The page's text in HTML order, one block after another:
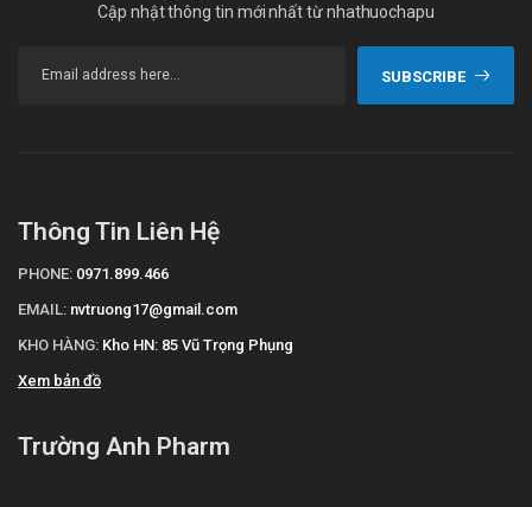
Cập nhật thông tin mới nhất từ nhathuochapu
SUBSCRIBE
Thông Tin Liên Hệ
PHONE: 0971.899.466
EMAIL: nvtruong17@gmail.com
KHO HÀNG: Kho HN: 85 Vũ Trọng Phụng
Xem bản đồ
Trường Anh Pharm